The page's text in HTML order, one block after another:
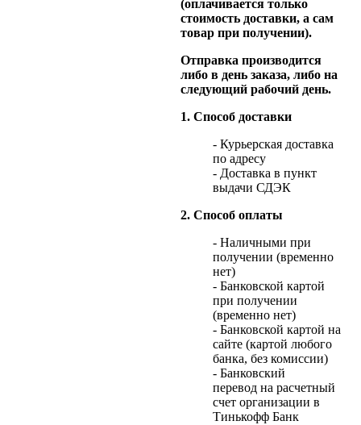
(оплачивается только
стоимость доставки, а сам
товар при получении).
Отправка производится
либо в день заказа, либо на
следующий рабочий день.
1. Способ доставки
- Курьерская доставка
по адресу
- Доставка в пункт
выдачи СДЭК
2. Способ оплаты
- Наличными при
получении (временно
нет)
- Банковской картой
при получении
(временно нет)
- Банковской картой на
сайте (картой любого
банка, без комиссии)
- Банковский
перевод на расчетный
счет организации в
Тинькофф Банк